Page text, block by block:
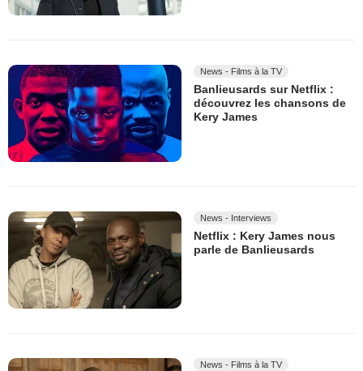
News - Films à la TV
Banlieusards sur Netflix :
découvrez les chansons de
Kery James
News - Interviews
Netflix : Kery James nous
parle de Banlieusards
News - Films à la TV